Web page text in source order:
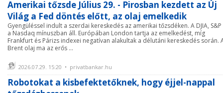
Amerikai tőzsde Július 29. - Pirosban kezdett az Új
Világ a Fed döntés előtt, az olaj emelkedik
Gyengüléssel indult a szerdai kereskedés az amerikai tőzsdéken. A DJIA, S&P
a Nasdaq mínuszban áll. Európában London tartja az emelkedést, míg
Frankfurt és Párizs indexei negatívan alakultak a délutáni kereskedés során.
Brent olaj ma az erős ...
2026.07.29. 15:20 • privatbankar.hu
Robotokat a kisbefektetőknek, hogy éjjel-nappal